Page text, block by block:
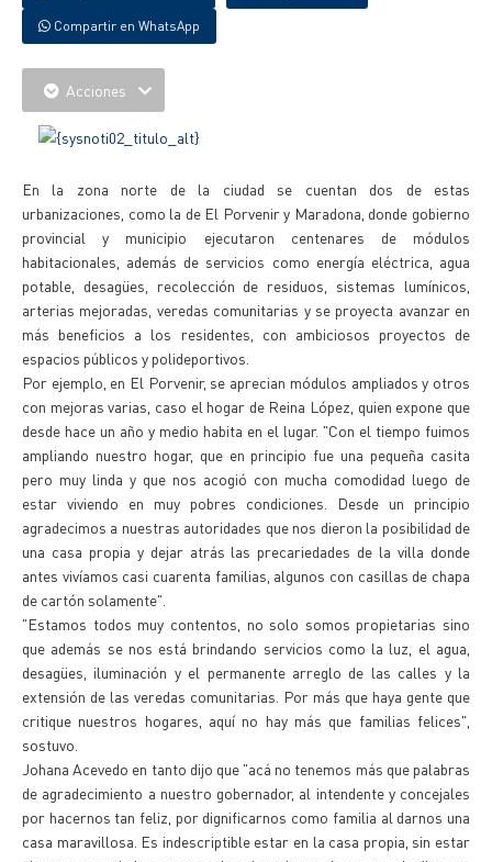
Compartir en WhatsApp
Acciones
En la zona norte de la ciudad se cuentan dos de estas
urbanizaciones, como la de El Porvenir y Maradona, donde gobierno
provincial y municipio ejecutaron centenares de módulos
habitacionales, además de servicios como energía eléctrica, agua
potable, desagües, recolección de residuos, sistemas lumínicos,
arterias mejoradas, veredas comunitarias y se proyecta avanzar en
más beneficios a los residentes, con ambiciosos proyectos de
espacios públicos y polideportivos.
Por ejemplo, en El Porvenir, se aprecian módulos ampliados y otros
con mejoras varias, caso el hogar de Reina López, quien expone que
desde hace un año y medio habita en el lugar. "Con el tiempo fuimos
ampliando nuestro hogar, que en principio fue una pequeña casita
pero muy linda y que nos acogió con mucha comodidad luego de
estar viviendo en muy pobres condiciones. Desde un principio
agradecimos a nuestras autoridades que nos dieron la posibilidad de
una casa propia y dejar atrás las precariedades de la villa donde
antes vivíamos casi cuarenta familias, algunos con casillas de chapa
de cartón solamente".
"Estamos todos muy contentos, no solo somos propietarias sino
que además se nos está brindando servicios como la luz, el agua,
desagües, iluminación y el permanente arreglo de las calles y la
extensión de las veredas comunitarias. Por más que haya gente que
critique nuestros hogares, aquí no hay más que familias felices",
sostuvo.
Johana Acevedo en tanto dijo que "acá no tenemos más que palabras
de agradecimiento a nuestro gobernador, al intendente y concejales
por hacernos tan feliz, por dignificarnos como familia al darnos una
casa maravillosa. Es indescriptible estar en la casa propia, sin estar